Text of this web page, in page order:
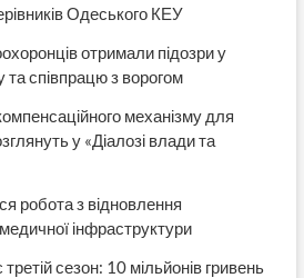
Одеського КЕУ
отримали підозри у
співпрацю з ворогом
механізму для
у «Діалозі влади та
робота з відновлення
інфраструктури
третій сезон: 10 мільйонів гривень